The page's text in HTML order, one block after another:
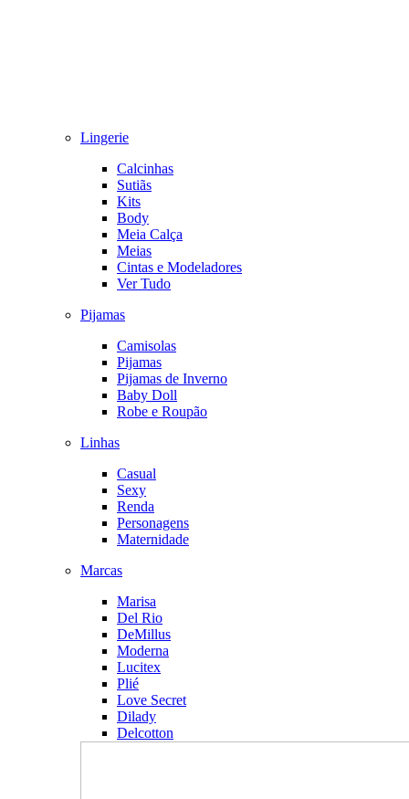
Lingerie
Calcinhas
Sutiãs
Kits
Body
Meia Calça
Meias
Cintas e Modeladores
Ver Tudo
Pijamas
Camisolas
Pijamas
Pijamas de Inverno
Baby Doll
Robe e Roupão
Linhas
Casual
Sexy
Renda
Personagens
Maternidade
Marcas
Marisa
Del Rio
DeMillus
Moderna
Lucitex
Plié
Love Secret
Dilady
Delcotton